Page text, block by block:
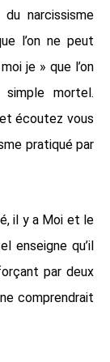
narcissisme
l’on ne peut
je » que l’on
mortel.
écoutez vous
pratiqué par
il y a Moi et le
enseigne qu’il
par deux
comprendrait